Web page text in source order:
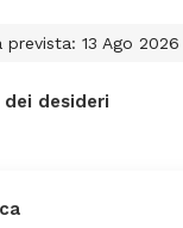
prevista: 13 Ago
desideri